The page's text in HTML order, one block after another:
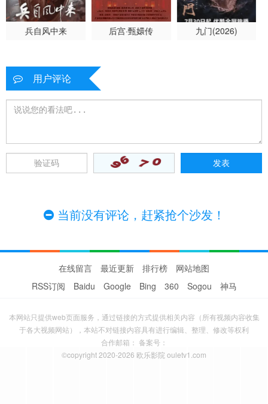
兵自风中来 后宫·甄嬛传 九门(2026)
用户评论
当前没有评论，赶紧抢个沙发！
在线留言 最近更新 排行榜
网站地图
RSS订阅
Baidu Google Bing 360 Sogou 神马
本网站只提供web页面服务，通过链接的方式提供相关内容（所有视频内容收集
于各大视频网站），本站不对链接内容具有进行编辑、整理、修改等权利
合作邮箱： 备案号：
©copyright 2020-2026 欧乐影院 ouletv1.com